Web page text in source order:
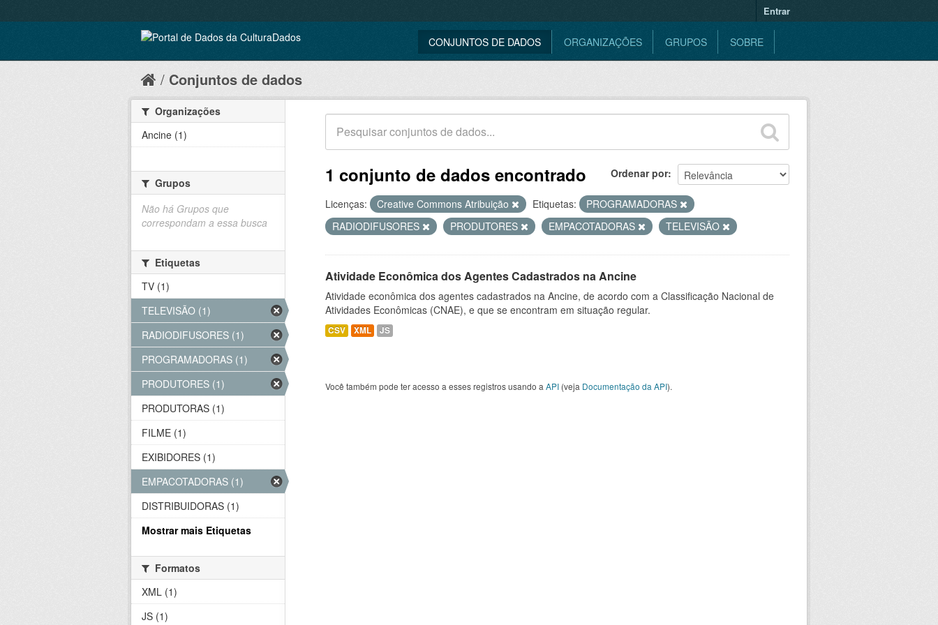
Entrar
CONJUNTOS DE DADOS ORGANIZAÇÕES GRUPOS SOBRE
Conjuntos de dados
Ordenar por
1 conjunto de dados encontrado
Licenças: Creative Commons Atribuição Etiquetas:
PROGRAMADORAS
RADIODIFUSORES
PRODUTORES EMPACOTADORAS TELEVISÃO
Atividade Econômica dos Agentes Cadastrados na Ancine
Atividade econômica dos agentes cadastrados na Ancine, de acordo com a Classificação Nacional de
Atividades Econômicas (CNAE), e que se encontram em situação regular.
CSV XML JS
Você também pode ter acesso a esses registros usando a API (veja Documentação da API).
Organizações
Ancine (1)
Grupos
Não há Grupos que
correspondam a essa busca
Etiquetas
TV (1)
TELEVISÃO (1)
RADIODIFUSORES (1)
PROGRAMADORAS (1)
PRODUTORES (1)
PRODUTORAS (1)
FILME (1)
EXIBIDORES (1)
EMPACOTADORAS (1)
DISTRIBUIDORAS (1)
Mostrar mais Etiquetas
Formatos
XML (1)
JS (1)